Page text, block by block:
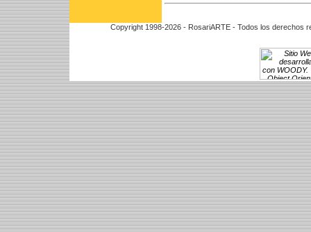
Copyright 1998-2026 - RosariARTE - Todos los derechos